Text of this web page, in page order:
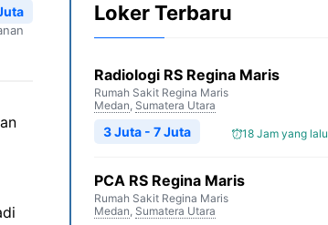
Loker Terbaru
Radiologi RS Regina Maris
Rumah Sakit Regina Maris
Medan, Sumatera Utara
18 Jam yang lalu
3 Juta - 7 Juta
PCA RS Regina Maris
Rumah Sakit Regina Maris
Medan, Sumatera Utara